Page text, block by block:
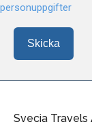
personuppgifter
Skicka
Svecia Travels